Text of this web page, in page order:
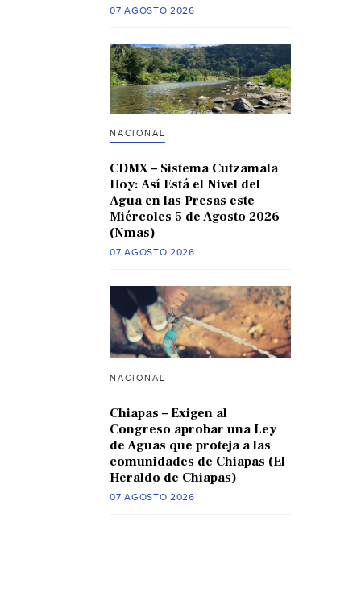
07 AGOSTO 2026
NACIONAL
CDMX – Sistema Cutzamala
Hoy: Así Está el Nivel del
Agua en las Presas este
Miércoles 5 de Agosto 2026
(Nmas)
07 AGOSTO 2026
NACIONAL
Chiapas – Exigen al
Congreso aprobar una Ley
de Aguas que proteja a las
comunidades de Chiapas (El
Heraldo de Chiapas)
07 AGOSTO 2026